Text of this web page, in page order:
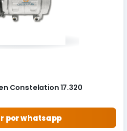
Constelation 17.320
por whatsapp